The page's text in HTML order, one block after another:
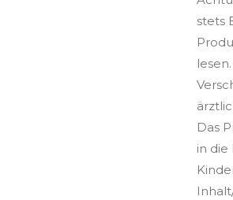
stets
Das
in die